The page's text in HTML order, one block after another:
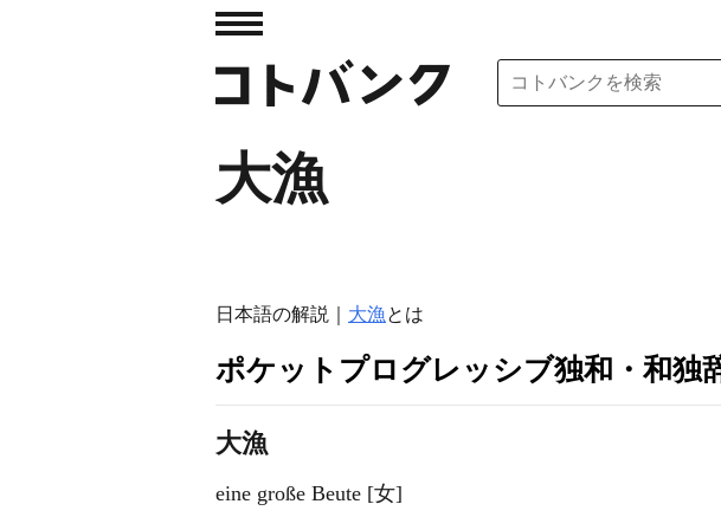
大漁
日本語の解説｜ 大漁とは
ポケットプログレッシブ独和・和独
大漁
eine große Beute [女]